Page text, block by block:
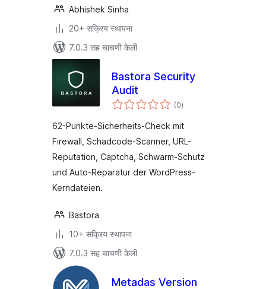
Abhishek Sinha
20+ सक्रिय स्थापना
7.0.3 सह चाचणी केली
Bastora Security
Audit
(0एकूण
मूल्यांकन
)
62-Punkte-Sicherheits-Check mit
Firewall, Schadcode-Scanner, URL-
Reputation, Captcha, Schwarm-Schutz
und Auto-Reparatur der WordPress-
Kerndateien.
Bastora
10+ सक्रिय स्थापना
7.0.3 सह चाचणी केली
Metadas Version